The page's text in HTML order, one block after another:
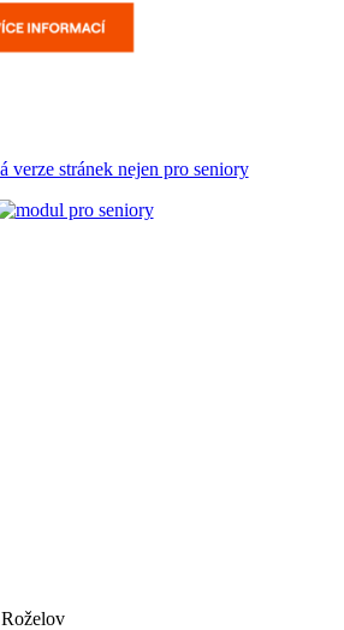
verze stránek nejen pro seniory